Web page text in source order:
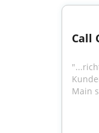
Call
Main